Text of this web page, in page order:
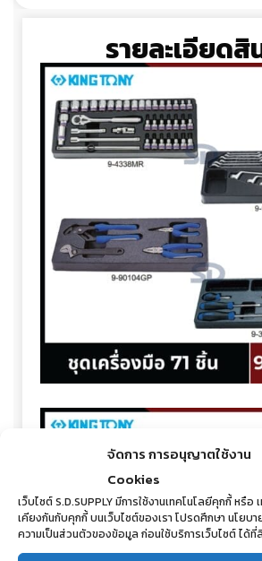
จัดการ การอนุญาตใช้งาน
Cookies
เว็บไซต์ S.D.SUPPLY มีการใช้งานเทคโนโลยีคุกกี้ หรื
เคียงกันกับคุกกี้ บนเว็บไซต์ของเรา โปรดศึกษา นโยบา
ความเป็นส่วนตัวของข้อมูล ก่อนใช้บริการเว็บไซต์ ได้ที่
รายละเอียดสิ